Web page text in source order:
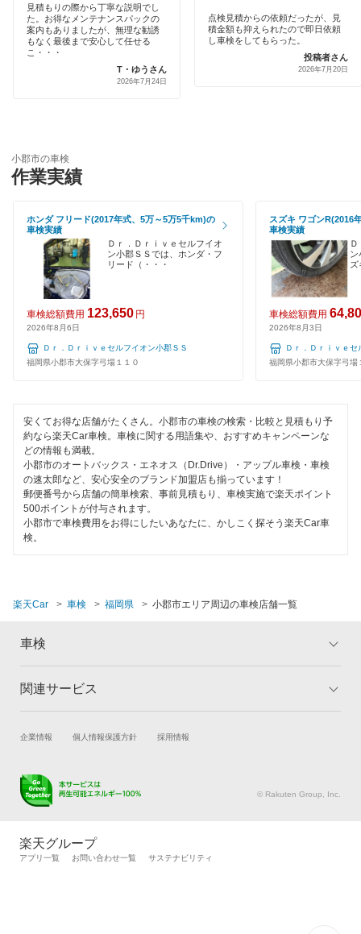
遠賀郡
嘉麻市
久留米市
古賀市
田川郡
田川市
太宰府市
那珂川市
筑紫野市
築上郡
中間市
三潴郡
宮若市
柳川市
クレジットカードOK
土日祝OK
ハイブリッド車OK
120分以内の車検
1日車検
車検のコバック
キグナス車検
エネフリ車検
安心WE！車検
見積もりの際から丁寧な説明でし
た。お得なメンテナンスパックの
案内もありましたが、無理な勧誘
もなく最後まで安心して任せる
こ・・・
T・ゆうさん
2026年7月24日
点検見積からの依頼だったが、見
積金額も抑えられたので即日依頼
し車検をしてもらった。
投稿者さん
2026年7月20日
小郡市の車検
作業実績
ホンダ フリード(2017年式、5万～5万5千km)の
車検実績
Ｄｒ．Ｄｒｉｖｅセルフイオ
ン小郡ＳＳでは、ホンダ・フ
リード（・・・
車検総額費用 123,650 円
2026年8月6日
Ｄｒ．Ｄｒｉｖｅセルフイオン小郡ＳＳ
福岡県小郡市大保字弓場１１０
スズキ ワゴンR(2016
車検実績
ン
ズ
車検総額費用
2026年8月3日
Ｄｒ．Ｄｒｉｖｅ
福岡県小郡市大保字弓場
安くてお得な店舗がたくさん。小郡市の車検の検索・比較と見積もり予
約なら楽天Car車検。車検に関する用語集や、おすすめキャンペーンな
どの情報も満載。
小郡市のオートバックス・エネオス（Dr.Drive）・アップル車検・車検
の速太郎など、安心安全のブランド加盟店も揃っています！
郵便番号から店舗の簡単検索、事前見積もり、車検実施で楽天ポイント
500ポイントが付与されます。
小郡市で車検費用をお得にしたいあなたに、かしこく探そう楽天Car車
検。
楽天Car 車検 福岡県 小郡市エリア周辺の車検店舗一覧
車検
トップ
車検の基礎知識 キャンペーン一覧
関連サービス
試乗・商談 新車購入
キズ修理予約
メンテナンス管理
タイヤ交換サービス
自動車カタログ 自動車保険
企業情報 個人情報保護方針 採用情報
© Rakuten Group, Inc.
楽天グループ
アプリ一覧 お問い合わせ一覧 サステナビリティ